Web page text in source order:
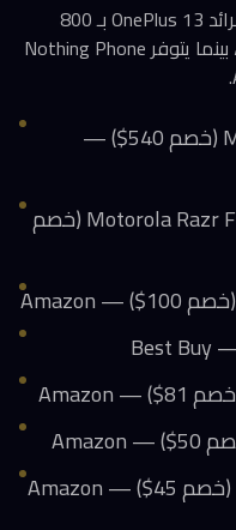
من جهتها، تعرض OnePlus هاتفها الرائد OnePlus 13 بـ 800
دولار (خصم 200 دولار) في Best Buy، بينما يتوفر Nothing Phone
Motorola Razr Ultra 2025: 460$ (خصم 540$) —
Motorola Razr FIFA World Cup 26 Edition: 550$ (خصم